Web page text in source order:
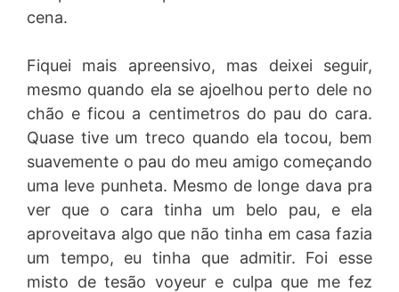
cena.
Fiquei mais apreensivo, mas deixei seguir,
mesmo quando ela se ajoelhou perto dele no
chão e ficou a centimetros do pau do cara.
Quase tive um treco quando ela tocou, bem
suavemente o pau do meu amigo começando
uma leve punheta. Mesmo de longe dava pra
ver que o cara tinha um belo pau, e ela
aproveitava algo que não tinha em casa fazia
um tempo, eu tinha que admitir. Foi esse
misto de tesão voyeur e culpa que me fez